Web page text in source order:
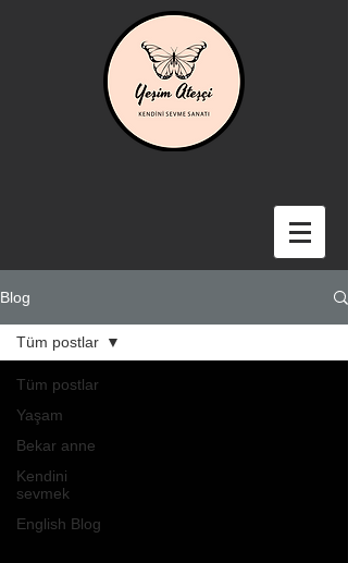
Blog
Tüm postlar
Yaşam
Bekar anne
Kendini
sevmek
English Blog
Tüm postlar